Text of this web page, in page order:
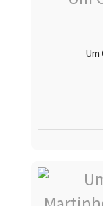
Um